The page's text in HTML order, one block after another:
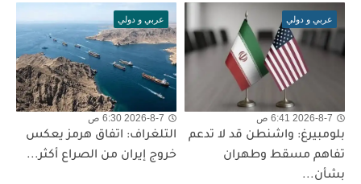
عربي و دولي
2026-8-7 6:41 ص
بلومبيرغ: واشنطن قد لا تدعم
تفاهم مسقط وطهران
بشأن...
عربي و دولي
2026-8-7 6:30 ص
التلغراف: اتفاق هرمز يعكس
خروج إيران من الصراع أكثر...